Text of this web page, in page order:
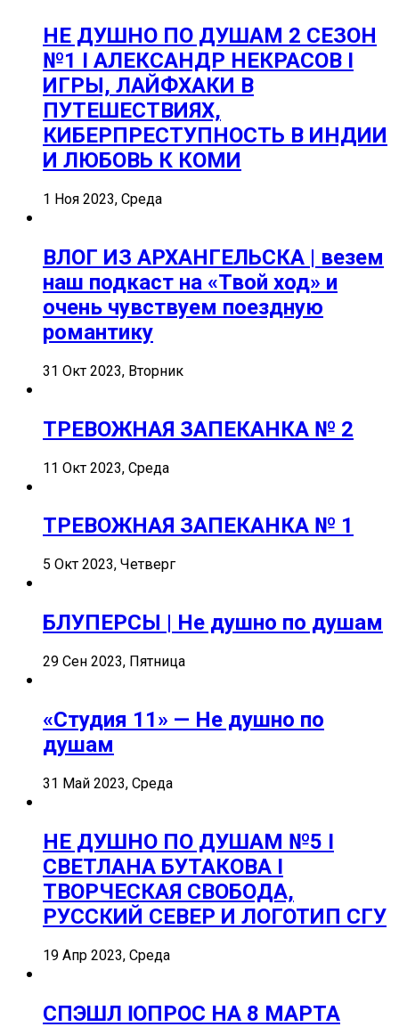
НЕ ДУШНО ПО ДУШАМ 2 СЕЗОН
№1 I АЛЕКСАНДР НЕКРАСОВ I
ИГРЫ, ЛАЙФХАКИ В
ПУТЕШЕСТВИЯХ,
КИБЕРПРЕСТУПНОСТЬ В ИНДИИ
И ЛЮБОВЬ К КОМИ
1 Ноя 2023, Среда
ВЛОГ ИЗ АРХАНГЕЛЬСКА | везем
наш подкаст на «Твой ход» и
очень чувствуем поездную
романтику
31 Окт 2023, Вторник
ТРЕВОЖНАЯ ЗАПЕКАНКА № 2
11 Окт 2023, Среда
ТРЕВОЖНАЯ ЗАПЕКАНКА № 1
5 Окт 2023, Четверг
БЛУПЕРСЫ | Не душно по душам
29 Сен 2023, Пятница
«Студия 11» — Не душно по
душам
31 Май 2023, Среда
НЕ ДУШНО ПО ДУШАМ №5 I
СВЕТЛАНА БУТАКОВА I
ТВОРЧЕСКАЯ СВОБОДА,
РУССКИЙ СЕВЕР И ЛОГОТИП СГУ
19 Апр 2023, Среда
СПЭШЛ ӏ ОПРОС НА 8 МАРТА